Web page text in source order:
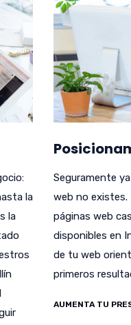
la
la
Seguramente
web no existes.
páginas web
disponibles en
de tu web
primeros
AUMENTA TU